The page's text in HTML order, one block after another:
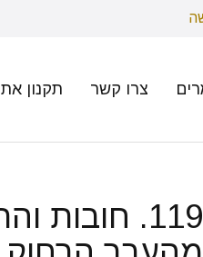
צרו קשר תקנון
119. חובות